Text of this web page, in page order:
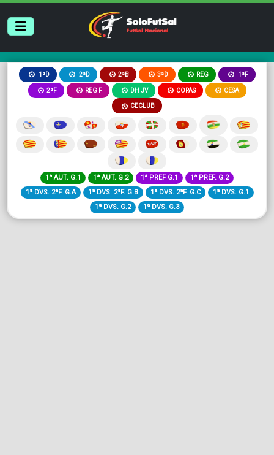
1ªD 2ªD 2ªB 3ªD REG 1ªF
2ªF REG F DH JV COPAS CESA
CECLUB
1ª AUT. G.1 1ª AUT. G.2 1ª PREF G.1
1ª PREF. G.2
1ª DVS. 2ªF. G.A
1ª DVS. 2ªF. G.B 1ª DVS. 2ªF. G.C
1ª DVS. G.1
1ª DVS. G.2
1ª DVS. G.3